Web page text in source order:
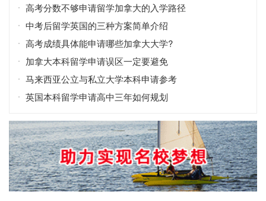
高考分数不够申请留学加拿大的入学路径
中考后留学英国的三种方案简单介绍
高考成绩具体能申请哪些加拿大大学?
加拿大本科留学申请误区一定要避免
马来西亚公立与私立大学本科申请参考
英国本科留学申请高中三年如何规划